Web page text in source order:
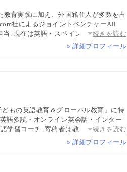
育実践に加え、外国籍住人が多数を占
社によるジョイントベンチャーAll
. 現在は英語・スペイン語・中国語・
語、子どもオンライン英会話に関する
続きを読む
» 詳細プロフィール
もの英語教育＆グローバル教育」に特
語多読・オンライン英会話・インター
学習コーチ. 寄稿者は教育学博士、イン
ど多様な専門家が多数. 日経・AERA
続きを読む
» 詳細プロフィール